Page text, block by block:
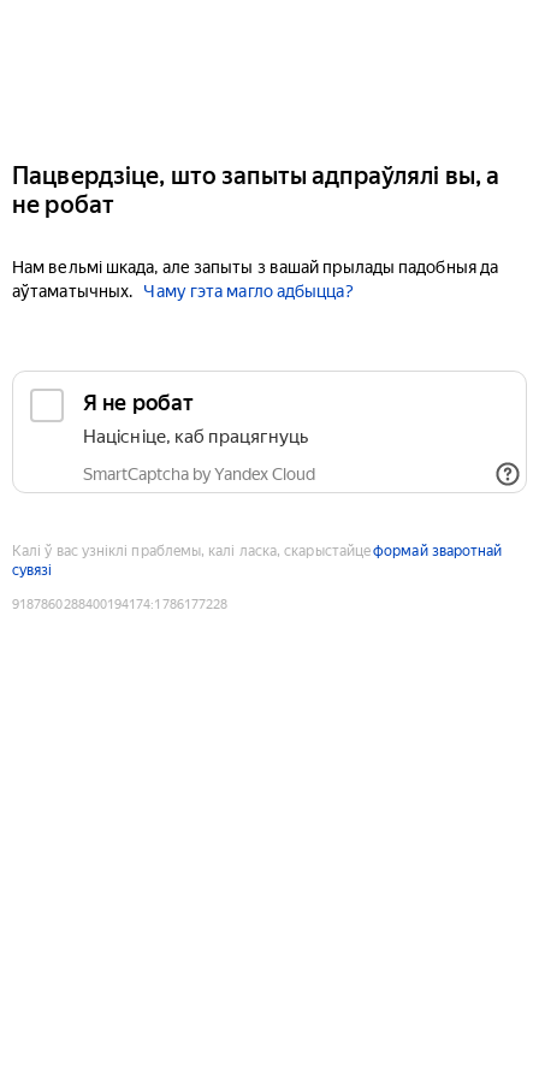
Пацвердзіце, што запыты адпраўлялі вы, а
не робат
Нам вельмі шкада, але запыты з вашай прылады падобныя да
аўтаматычных.
Чаму гэта магло адбыцца?
Я не робат
Націсніце, каб працягнуць
SmartCaptcha by Yandex Cloud
Калі ў вас узніклі праблемы, калі ласка, скарыстайцеформай зваротнай
сувязі
9187860288400194174:1786177228